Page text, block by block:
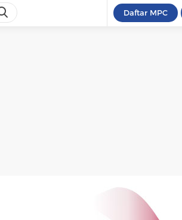
Daftar MPC